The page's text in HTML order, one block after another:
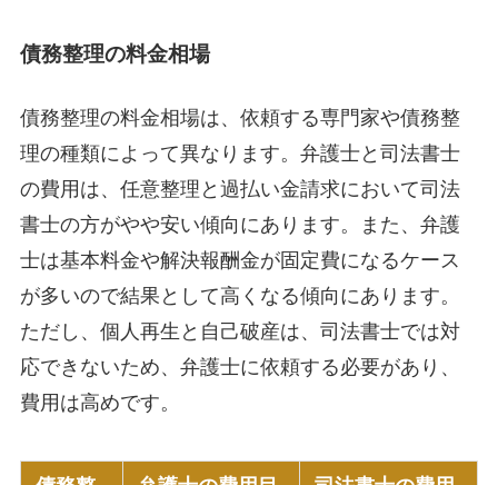
債務整理の料金相場
債務整理の料金相場は、依頼する専門家や債務整
理の種類によって異なります。弁護士と司法書士
の費用は、任意整理と過払い金請求において司法
書士の方がやや安い傾向にあります。また、弁護
士は基本料金や解決報酬金が固定費になるケース
が多いので結果として高くなる傾向にあります。
ただし、個人再生と自己破産は、司法書士では対
応できないため、弁護士に依頼する必要があり、
費用は高めです。